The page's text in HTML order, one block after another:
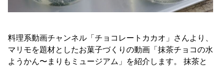
料理系動画チャンネル「チョコレートカカオ」さんより、
マリモを題材としたお菓子づくりの動画「抹茶チョコの水
ようかん〜まりもミュージアム」を紹介します。 抹茶と